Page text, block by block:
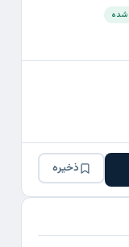
شده
ذخیره